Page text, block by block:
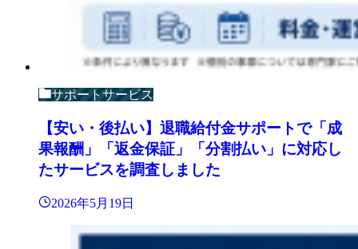
サポートサービス
【安い・後払い】退職給付金サポートで「成
果報酬」「返金保証」「分割払い」に対応し
たサービスを調査しました
2026年5月19日